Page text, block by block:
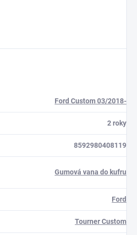
Ford Custom 03/2018-
2 roky
8592980408119
Gumová vana do kufru
Ford
Tourner Custom